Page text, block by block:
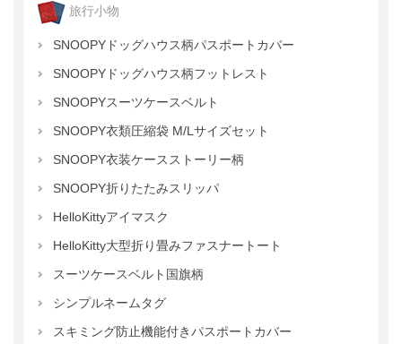
旅行小物
SNOOPYドッグハウス柄パスポートカバー
SNOOPYドッグハウス柄フットレスト
SNOOPYスーツケースベルト
SNOOPY衣類圧縮袋 M/Lサイズセット
SNOOPY衣装ケースストーリー柄
SNOOPY折りたたみスリッパ
HelloKittyアイマスク
HelloKitty大型折り畳みファスナートート
スーツケースベルト国旗柄
シンプルネームタグ
スキミング防止機能付きパスポートカバー